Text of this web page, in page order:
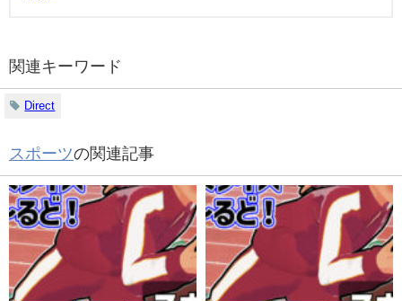
関連キーワード
Direct
スポーツの関連記事